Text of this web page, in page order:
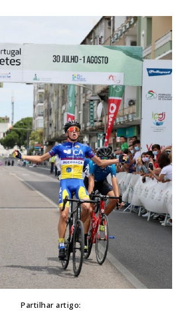
Partilhar artigo: